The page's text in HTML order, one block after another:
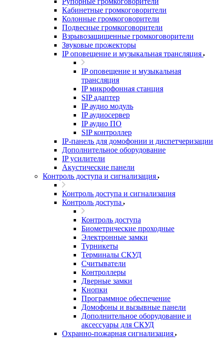
Кабинетные громкоговорители
Колонные громкоговорители
Подвесные громкоговорители
Взрывозащищенные громкоговорители
Звуковые прожекторы
IP оповещение и музыкальная трансляция
IP оповещение и музыкальная
трансляция
IP микрофонная станция
SIP адаптер
IP аудио модуль
IP аудиосервер
IP аудио ПО
SIP контроллер
IP-панель для домофонии и диспетчеризации
Дополнительное оборудование
IP усилители
Акустические панели
Контроль доступа и сигнализация
Контроль доступа и сигнализация
Контроль доступа
Контроль доступа
Биометрические проходные
Электронные замки
Турникеты
Терминалы СКУД
Считыватели
Контроллеры
Дверные замки
Кнопки
Программное обеспечение
Домофоны и вызывные панели
Дополнительное оборудование и
аксессуары для СКУД
Охранно-пожарная сигнализация